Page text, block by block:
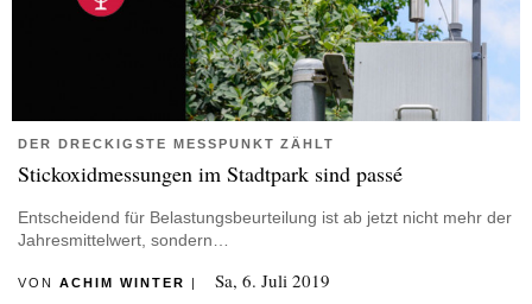
DER DRECKIGSTE MESSPUNKT ZÄHLT
Stickoxidmessungen im Stadtpark sind passé
Entscheidend für Belastungsbeurteilung ist ab jetzt nicht mehr der
Jahresmittelwert, sondern…
VON ACHIM WINTER | Sa, 6. Juli 2019